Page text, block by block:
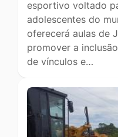
esportivo voltado
adolescentes do
oferecerá aulas de
promover a
de vínculos e…